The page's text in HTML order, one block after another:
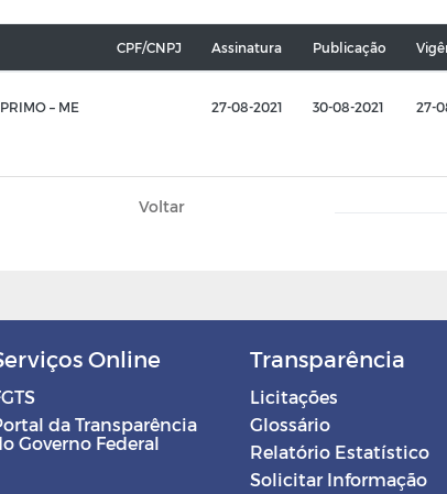
CPF/CNPJ Assinatura Publicação
– ME 27-08-2021 30-08-2021 27-
Voltar
Online
da Transparência
Governo Federal
Transparência
Licitações
Glossário
Relatório Estatístico
Solicitar Informação